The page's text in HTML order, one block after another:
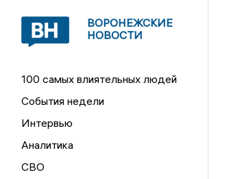
ВОРОНЕЖСКИЕ
НОВОСТИ
100 самых влиятельных людей
События недели
Интервью
Аналитика
СВО